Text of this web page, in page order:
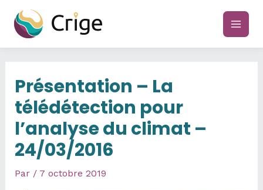
contenu
main
Présentation – La
télédétection pour
l’analyse du climat –
24/03/2016
Par / 7 octobre 2019